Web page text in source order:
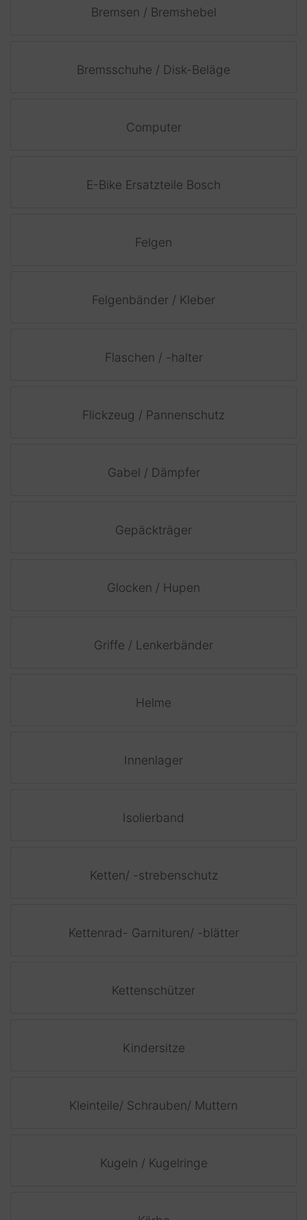
Bremsen / Bremshebel
Bremsschuhe / Disk-Beläge
Computer
E-Bike Ersatzteile Bosch
Felgen
Felgenbänder / Kleber
Flaschen / -halter
Flickzeug / Pannenschutz
Gabel / Dämpfer
Gepäckträger
Glocken / Hupen
Griffe / Lenkerbänder
Helme
Innenlager
Isolierband
Ketten/ -strebenschutz
Kettenrad- Garnituren/ -blätter
Kettenschützer
Kindersitze
Kleinteile/ Schrauben/ Muttern
Kugeln / Kugelringe